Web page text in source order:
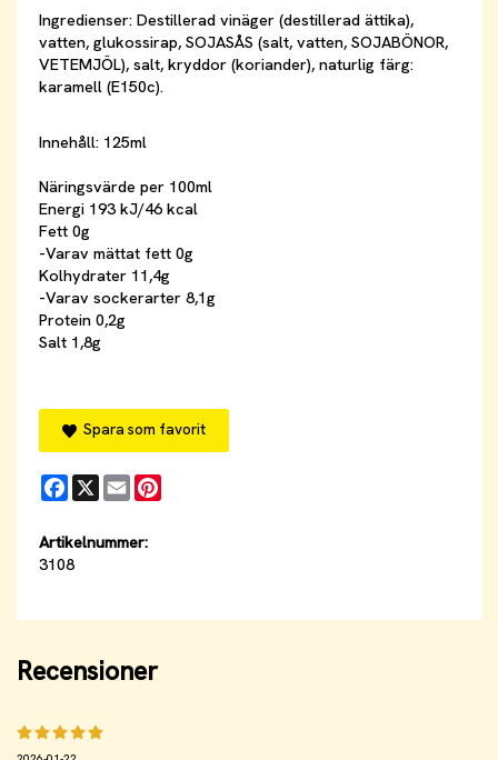
Ingredienser: Destillerad vinäger (destillerad ättika),
vatten, glukossirap, SOJASÅS (salt, vatten, SOJABÖNOR,
VETEMJÖL), salt, kryddor (koriander), naturlig färg:
karamell (E150c).
Innehåll: 125ml
Näringsvärde per 100ml
Energi 193 kJ/46 kcal
Fett 0g
-Varav mättat fett 0g
Kolhydrater 11,4g
-Varav sockerarter 8,1g
Protein 0,2g
Salt 1,8g
Spara som favorit
Facebook
X Email
Artikelnummer:
3108
Recensioner